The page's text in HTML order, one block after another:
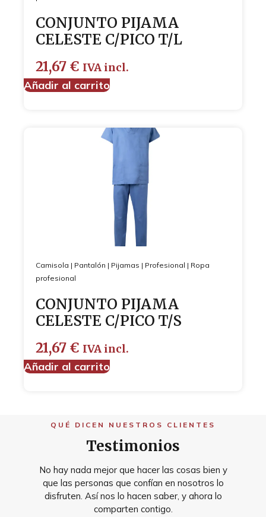
CONJUNTO PIJAMA
CELESTE C/PICO T/L
21,67 € IVA incl.
Añadir al carrito
Camisola | Pantalón | Pijamas | Profesional | Ropa
profesional
CONJUNTO PIJAMA
CELESTE C/PICO T/S
21,67 € IVA incl.
Añadir al carrito
QUÉ DICEN NUESTROS CLIENTES
Testimonios
No hay nada mejor que hacer las cosas bien y
que las personas que confían en nosotros lo
disfruten. Así nos lo hacen saber, y ahora lo
comparten contigo.